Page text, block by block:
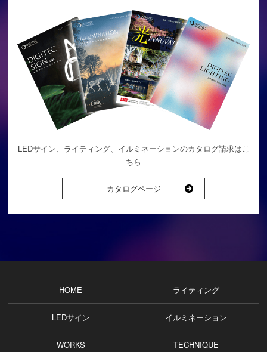
LEDサイン、ライティング、イルミネーションのカタログ請求はこ
ちら
カタログページ
HOME ライティング
LEDサイン イルミネーション
WORKS TECHNIQUE